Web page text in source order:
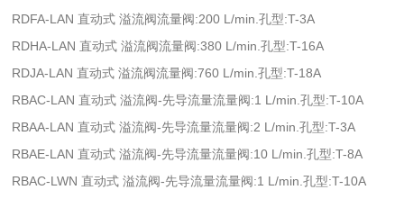
RDFA-LAN 直动式 溢流阀流量阀:200 L/min.孔型:T-3A
RDHA-LAN 直动式 溢流阀流量阀:380 L/min.孔型:T-16A
RDJA-LAN 直动式 溢流阀流量阀:760 L/min.孔型:T-18A
RBAC-LAN 直动式 溢流阀-先导流量流量阀:1 L/min.孔型:T-10A
RBAA-LAN 直动式 溢流阀-先导流量流量阀:2 L/min.孔型:T-3A
RBAE-LAN 直动式 溢流阀-先导流量流量阀:10 L/min.孔型:T-8A
RBAC-LWN 直动式 溢流阀-先导流量流量阀:1 L/min.孔型:T-10A